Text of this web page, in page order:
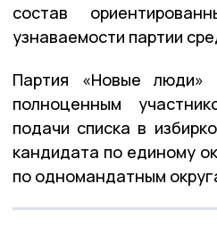
состав
узнаваемости партии
Партия «Новые люди»
полноценным
подачи списка в
кандидата по единому
по одномандатным